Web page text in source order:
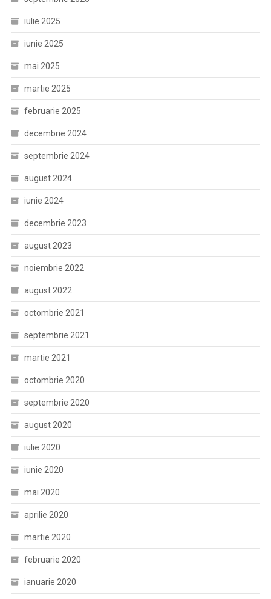
iulie 2025
iunie 2025
mai 2025
martie 2025
februarie 2025
decembrie 2024
septembrie 2024
august 2024
iunie 2024
decembrie 2023
august 2023
noiembrie 2022
august 2022
octombrie 2021
septembrie 2021
martie 2021
octombrie 2020
septembrie 2020
august 2020
iulie 2020
iunie 2020
mai 2020
aprilie 2020
martie 2020
februarie 2020
ianuarie 2020